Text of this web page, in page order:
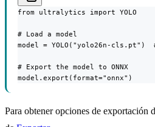
from ultralytics import YOLO
# Load a model
model = YOLO("yolo26n-cls.pt")
# Export the model to ONNX
model.export(format="onnx")
Para obtener opciones de exportación